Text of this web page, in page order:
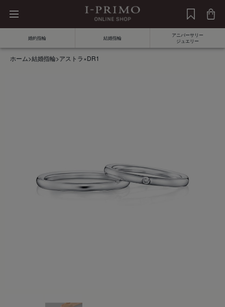
婚約指輪 結婚指輪
アニバーサリー
ジュエリー
ホーム>結婚指輪>アストラ×DR1